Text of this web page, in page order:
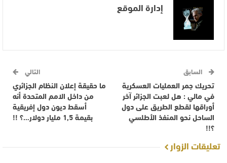
إدارة الموقع
السابق
تحريك جمر العمليات العسكرية
في مالي : هل لعبت الجزائر آخر
أوراقها لقطع الطريق على دول
الساحل نحو المنفذ الأطلسي
؟!!
التالي
ما حقيقة إعلان النظام الجزائري
من داخل الامم المتحدة أنه
أسقط ديون دول إفريقية
بقيمة 1,5 مليار دولار…؟ !!
تعليقات الزوار